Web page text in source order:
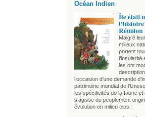
Océan Indien
Île était
l'histoire
Réunion
Malgré
milieux
portent
l’insularité
les ont
l’occasion d’une demande
patrimoine mondial de
les spécificités de la faune et
s’agisse du peuplement
évolution en milieu clos.